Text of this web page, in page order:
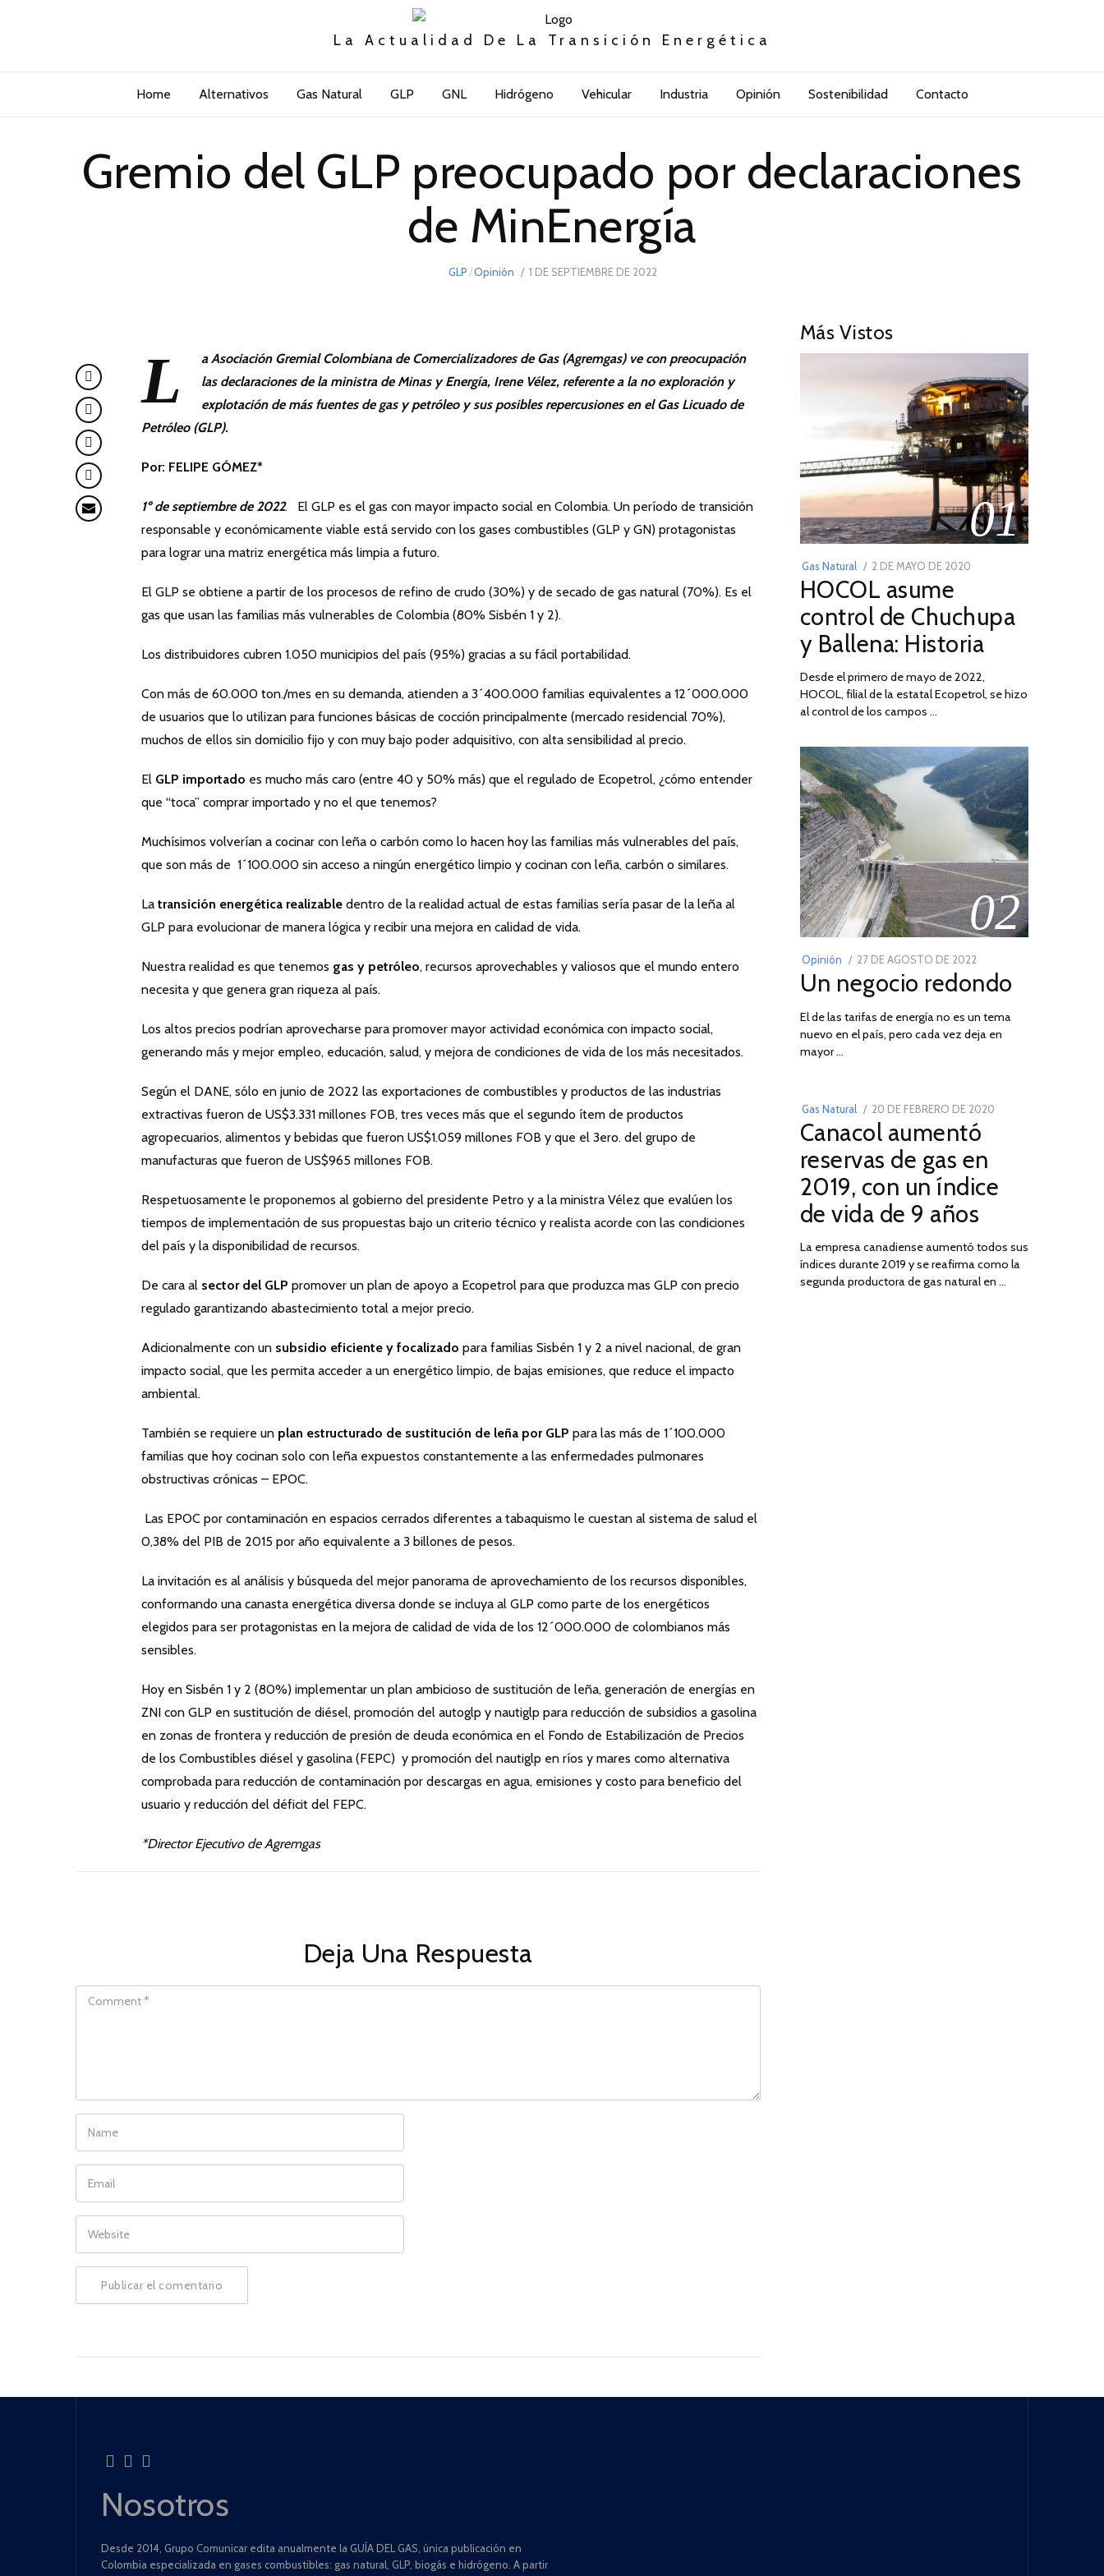
La Actualidad De La Transición Energética
Home Alternativos Gas Natural GLP GNL Hidrógeno Vehicular Industria Opinión Sostenibilidad Contacto
Gremio del GLP preocupado por declaraciones
de MinEnergía
GLP /Opinión
POSTED
1 DE SEPTIEMBRE DE 2022
L
a Asociación Gremial Colombiana de Comercializadores de Gas (Agremgas) ve con preocupación
las declaraciones de la ministra de Minas y Energía, Irene Vélez, referente a la no exploración y
explotación de más fuentes de gas y petróleo y sus posibles repercusiones en el Gas Licuado de
Petróleo (GLP).
Por: FELIPE GÓMEZ*
1º de septiembre de 2022. El GLP es el gas con mayor impacto social en Colombia. Un período de transición
responsable y económicamente viable está servido con los gases combustibles (GLP y GN) protagonistas
para lograr una matriz energética más limpia a futuro.
El GLP se obtiene a partir de los procesos de refino de crudo (30%) y de secado de gas natural (70%). Es el
gas que usan las familias más vulnerables de Colombia (80% Sisbén 1 y 2).
Los distribuidores cubren 1.050 municipios del país (95%) gracias a su fácil portabilidad.
Con más de 60.000 ton./mes en su demanda, atienden a 3´400.000 familias equivalentes a 12´000.000
de usuarios que lo utilizan para funciones básicas de cocción principalmente (mercado residencial 70%),
muchos de ellos sin domicilio fijo y con muy bajo poder adquisitivo, con alta sensibilidad al precio.
El GLP importado es mucho más caro (entre 40 y 50% más) que el regulado de Ecopetrol, ¿cómo entender
que “toca” comprar importado y no el que tenemos?
Muchísimos volverían a cocinar con leña o carbón como lo hacen hoy las familias más vulnerables del país,
que son más de 1´100.000 sin acceso a ningún energético limpio y cocinan con leña, carbón o similares.
La transición energética realizable dentro de la realidad actual de estas familias sería pasar de la leña al
GLP para evolucionar de manera lógica y recibir una mejora en calidad de vida.
Nuestra realidad es que tenemos gas y petróleo, recursos aprovechables y valiosos que el mundo entero
necesita y que genera gran riqueza al país.
Los altos precios podrían aprovecharse para promover mayor actividad económica con impacto social,
generando más y mejor empleo, educación, salud, y mejora de condiciones de vida de los más necesitados.
Según el DANE, sólo en junio de 2022 las exportaciones de combustibles y productos de las industrias
extractivas fueron de US$3.331 millones FOB, tres veces más que el segundo ítem de productos
agropecuarios, alimentos y bebidas que fueron US$1.059 millones FOB y que el 3ero. del grupo de
manufacturas que fueron de US$965 millones FOB.
Respetuosamente le proponemos al gobierno del presidente Petro y a la ministra Vélez que evalúen los
tiempos de implementación de sus propuestas bajo un criterio técnico y realista acorde con las condiciones
del país y la disponibilidad de recursos.
De cara al sector del GLP promover un plan de apoyo a Ecopetrol para que produzca mas GLP con precio
regulado garantizando abastecimiento total a mejor precio.
Adicionalmente con un subsidio eficiente y focalizado para familias Sisbén 1 y 2 a nivel nacional, de gran
impacto social, que les permita acceder a un energético limpio, de bajas emisiones, que reduce el impacto
ambiental.
También se requiere un plan estructurado de sustitución de leña por GLP para las más de 1´100.000
familias que hoy cocinan solo con leña expuestos constantemente a las enfermedades pulmonares
obstructivas crónicas – EPOC.
Las EPOC por contaminación en espacios cerrados diferentes a tabaquismo le cuestan al sistema de salud el
0,38% del PIB de 2015 por año equivalente a 3 billones de pesos.
La invitación es al análisis y búsqueda del mejor panorama de aprovechamiento de los recursos disponibles,
conformando una canasta energética diversa donde se incluya al GLP como parte de los energéticos
elegidos para ser protagonistas en la mejora de calidad de vida de los 12´000.000 de colombianos más
sensibles.
Hoy en Sisbén 1 y 2 (80%) implementar un plan ambicioso de sustitución de leña, generación de energías en
ZNI con GLP en sustitución de diésel, promoción del autoglp y nautiglp para reducción de subsidios a gasolina
en zonas de frontera y reducción de presión de deuda económica en el Fondo de Estabilización de Precios
de los Combustibles diésel y gasolina (FEPC) y promoción del nautiglp en ríos y mares como alternativa
comprobada para reducción de contaminación por descargas en agua, emisiones y costo para beneficio del
usuario y reducción del déficit del FEPC.
*Director Ejecutivo de Agremgas
Deja Una Respuesta
COMMENT
NAME
EMAIL
WEBSITE
Más Vistos
01
Gas Natural
POSTED
ON
2 DE MAYO DE 2020
DE
2026
HOCOL asume
control de Chuchupa
y Ballena: Historia
Desde el primero de mayo de 2022,
HOCOL, filial de la estatal Ecopetrol, se hizo
al control de los campos …
02
Opinión
POSTED
ON
27 DE AGOSTO DE 202230
DE
DE
2022
Un negocio redondo
El de las tarifas de energía no es un tema
nuevo en el país, pero cada vez deja en
mayor …
03
Gas Natural
POSTED
ON
20 DE FEBRERO DE 2020
2025
Canacol aumentó
reservas de gas en
2019, con un índice
de vida de 9 años
La empresa canadiense aumentó todos sus
índices durante 2019 y se reafirma como la
segunda productora de gas natural en …
Nosotros
Desde 2014, Grupo Comunicar edita anualmente la GUÍA DEL GAS, única publicación en
Colombia especializada en gases combustibles: gas natural, GLP, biogás e hidrógeno. A partir